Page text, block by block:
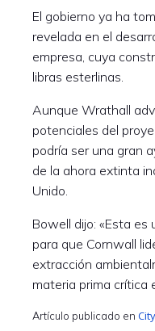
El gobierno ya ha
revelada en el
empresa, cuya
libras esterlinas.
Aunque Wrathall
potenciales del
podría ser una gran
de la ahora extinta
Unido.
Bowell dijo: «Esta
para que Cornwall
extracción
materia prima crítica
Artículo publicado en